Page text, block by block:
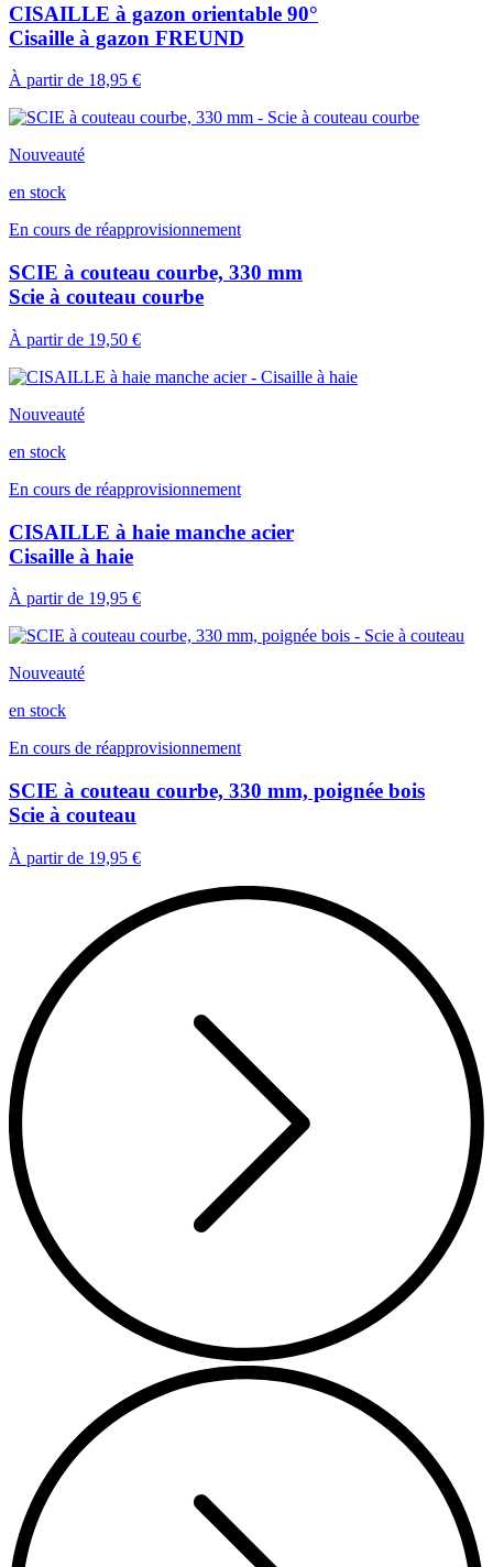
CISAILLE à gazon orientable 90°
Cisaille à gazon FREUND
À partir de 18,95 €
Nouveauté
en stock
En cours de réapprovisionnement
SCIE à couteau courbe, 330 mm
Scie à couteau courbe
À partir de 19,50 €
Nouveauté
en stock
En cours de réapprovisionnement
CISAILLE à haie manche acier
Cisaille à haie
À partir de 19,95 €
Nouveauté
en stock
En cours de réapprovisionnement
SCIE à couteau courbe, 330 mm, poignée bois
Scie à couteau
À partir de 19,95 €